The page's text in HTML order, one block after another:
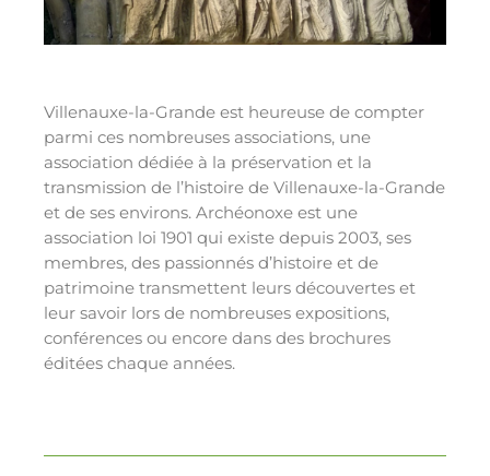
Villenauxe-la-Grande est heureuse de compter
parmi ces nombreuses associations, une
association dédiée à la préservation et la
transmission de l’histoire de Villenauxe-la-Grande
et de ses environs. Archéonoxe est une
association loi 1901 qui existe depuis 2003, ses
membres, des passionnés d’histoire et de
patrimoine transmettent leurs découvertes et
leur savoir lors de nombreuses expositions,
conférences ou encore dans des brochures
éditées chaque années.